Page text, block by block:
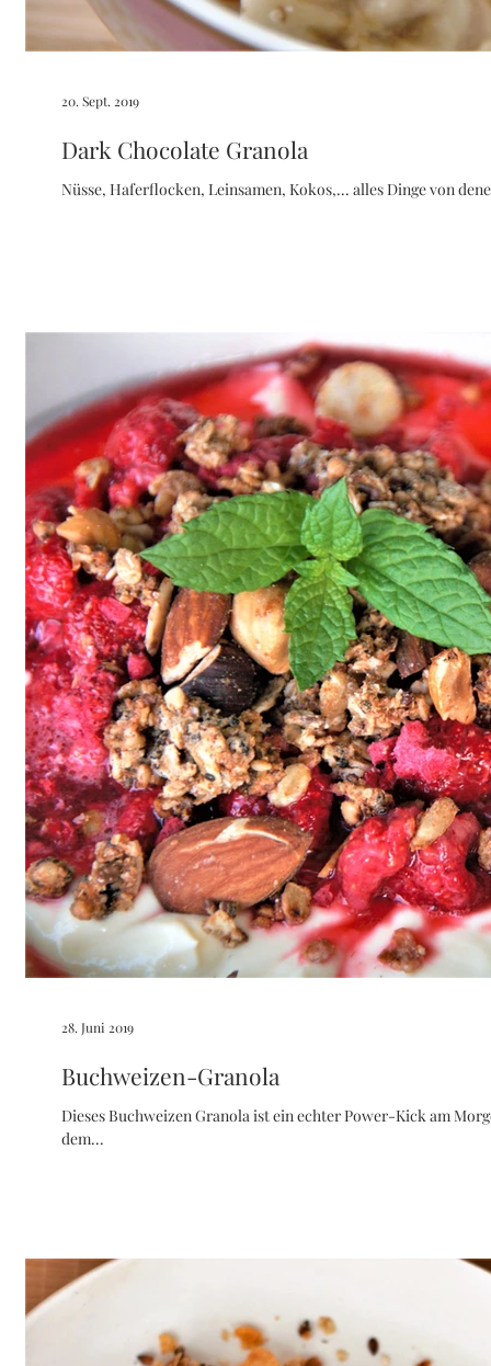
Dark Chocolate Granola
Nüsse, Haferflocken, Leinsamen, Kokos,... alles Dinge von
20. Sept. 2019
Buchweizen-Granola
Dieses Buchweizen Granola ist ein echter Power-Kick am
dem...
28. Juni 2019